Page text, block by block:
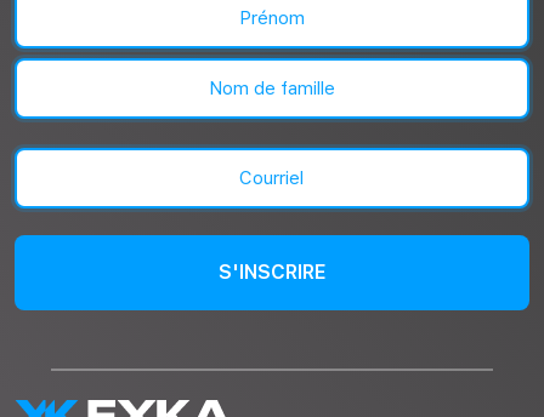
(Nécessaire)
Prénom
Courriel
(Nécessaire)